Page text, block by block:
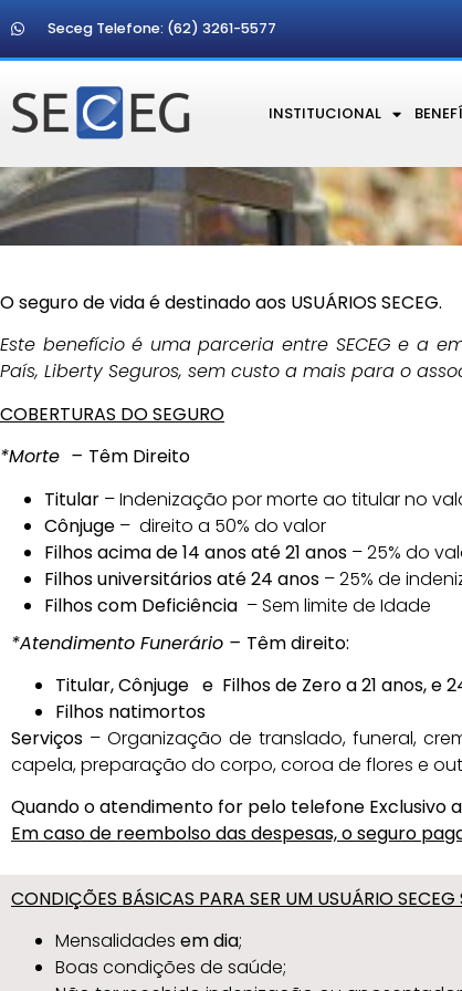
Seceg Telefone: (62) 3261-5577
INSTITUCIONAL
O seguro de vida é destinado aos USUÁRIOS SECEG.
Este benefício é uma parceria entre SECEG e a
País, Liberty Seguros, sem custo a mais para o
COBERTURAS DO SEGURO
*Morte – Têm Direito
Titular – Indenização por morte ao titular no
Cônjuge – direito a 50% do valor
Filhos acima de 14 anos até 21 anos – 25% do
Filhos universitários até 24 anos – 25% de
Filhos com Deficiência – Sem limite de Idade
*Atendimento Funerário – Têm direito:
Titular, Cônjuge e Filhos de Zero a 21 anos, e
Filhos natimortos
Serviços – Organização de translado, funeral,
capela, preparação do corpo, coroa de flores e
Quando o atendimento for pelo telefone Exclusivo
Em caso de reembolso das despesas, o seguro
CONDIÇÕES BÁSICAS PARA SER UM USUÁRIO
Mensalidades em dia;
Boas condições de saúde;